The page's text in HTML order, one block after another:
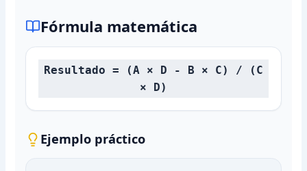
Fórmula matemática
Resultado = (A × D - B × C) / (C
× D)
Ejemplo práctico